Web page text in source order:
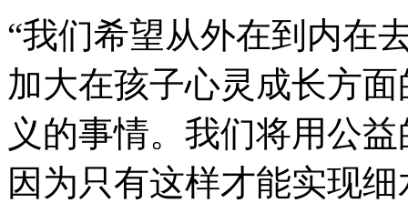
“我们希望从外在到内在
加大在孩子心灵成长方
义的事情。我们将用公
因为只有这样才能实现